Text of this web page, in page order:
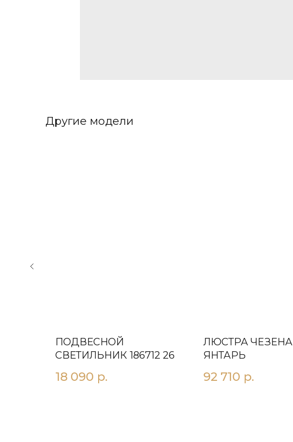
Другие модели
ПОДВЕСНОЙ
СВЕТИЛЬНИК 186712 26
18 090 р.
ЛЮСТРА ЧЕЗЕНА
ЯНТАРЬ
92 710 р.